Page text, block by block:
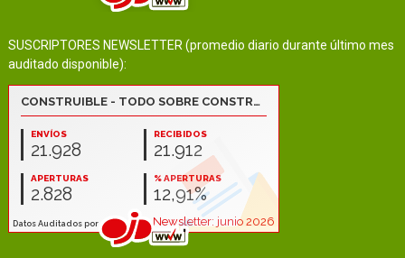
SUSCRIPTORES NEWSLETTER (promedio diario durante último mes
auditado disponible):